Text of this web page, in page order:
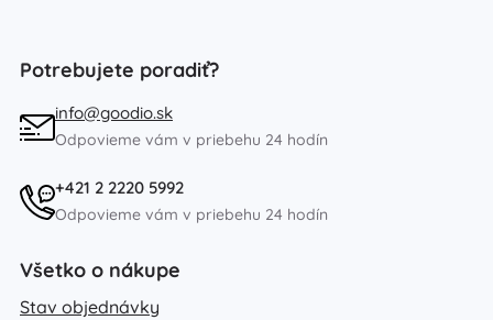
Potrebujete poradiť?
info@goodio.sk
Odpovieme vám v priebehu 24 hodín
+421 2 2220 5992
Odpovieme vám v priebehu 24 hodín
Všetko o nákupe
Stav objednávky